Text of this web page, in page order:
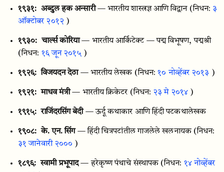
१९३१: अब्दुल हक अन्सारी — भारतीय शास्त्रज्ञ आणि विद्वान (निधन: ३
ऑक्टोबर २०१२ )
१९३०: चार्ल्स कोरिया — भारतीय आर्किटेक्ट — पद्म विभूषण, पद्मश्री
(निधन: १६ जून २०१५ )
१९२६: विजयदन देठा — भारतीय लेखक (निधन:१० नोव्हेंबर २०१३ )
१९२१: माधव मंत्री — भारतीय क्रिकेटर (निधन: २३ मे २०१४ )
१९१५: राजिंदरसिंग बेदी — ऊर्दू कथाकार आणि हिंदी पटकथालेखक
१९०८: के. एन. सिंग — हिंदी चित्रपटांतील गाजलेले खलनायक (निधन:
३१ जानेवारी २००० )
१८९६: स्वामी प्रभूपाद — हरेकृष्ण पंथाचे संस्थापक (निधन: १४ नोव्हेंबर